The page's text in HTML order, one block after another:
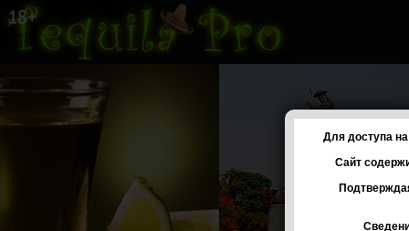
Для доступа
Сайт